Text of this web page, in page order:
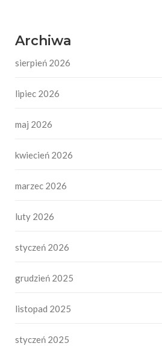
Archiwa
sierpień 2026
lipiec 2026
maj 2026
kwiecień 2026
marzec 2026
luty 2026
styczeń 2026
grudzień 2025
listopad 2025
styczeń 2025